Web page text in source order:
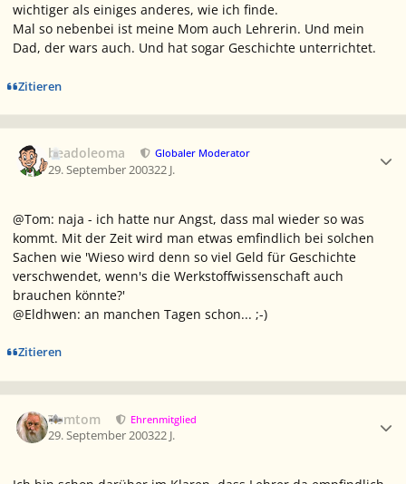
wichtiger als einiges anderes, wie ich finde.
Mal so nebenbei ist meine Mom auch Lehrerin. Und mein
Dad, der wars auch. Und hat sogar Geschichte unterrichtet.
Zitieren
beadoleoma Globaler Moderator
29. September 200322 J.
@Tom: naja - ich hatte nur Angst, dass mal wieder so was
kommt. Mit der Zeit wird man etwas emfindlich bei solchen
Sachen wie 'Wieso wird denn so viel Geld für Geschichte
verschwendet, wenn's die Werkstoffwissenschaft auch
brauchen könnte?'
@Eldhwen: an manchen Tagen schon... ;-)
Zitieren
Tomtom Ehrenmitglied
29. September 200322 J.